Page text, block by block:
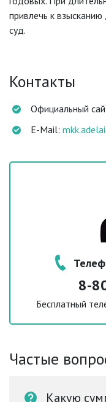
привлечь к
суд.
Контакты
Официальный
E-Mail:
8-
Бесплатный
Частые
Какую